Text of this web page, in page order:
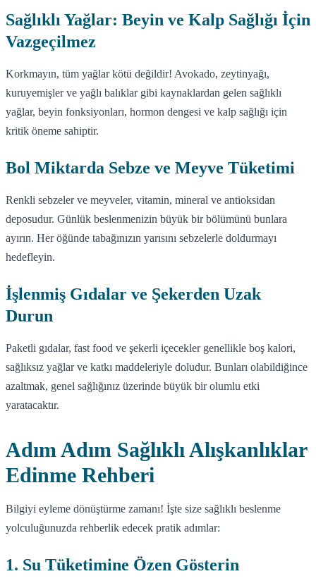
Sağlıklı Yağlar: Beyin ve Kalp Sağlığı İçin
Vazgeçilmez
Korkmayın, tüm yağlar kötü değildir! Avokado, zeytinyağı,
kuruyemişler ve yağlı balıklar gibi kaynaklardan gelen sağlıklı
yağlar, beyin fonksiyonları, hormon dengesi ve kalp sağlığı için
kritik öneme sahiptir.
Bol Miktarda Sebze ve Meyve Tüketimi
Renkli sebzeler ve meyveler, vitamin, mineral ve antioksidan
deposudur. Günlük beslenmenizin büyük bir bölümünü bunlara
ayırın. Her öğünde tabağınızın yarısını sebzelerle doldurmayı
hedefleyin.
İşlenmiş Gıdalar ve Şekerden Uzak
Durun
Paketli gıdalar, fast food ve şekerli içecekler genellikle boş kalori,
sağlıksız yağlar ve katkı maddeleriyle doludur. Bunları olabildiğince
azaltmak, genel sağlığınız üzerinde büyük bir olumlu etki
yaratacaktır.
Adım Adım Sağlıklı Alışkanlıklar
Edinme Rehberi
Bilgiyi eyleme dönüştürme zamanı! İşte size sağlıklı beslenme
yolculuğunuzda rehberlik edecek pratik adımlar:
1. Su Tüketimine Özen Gösterin